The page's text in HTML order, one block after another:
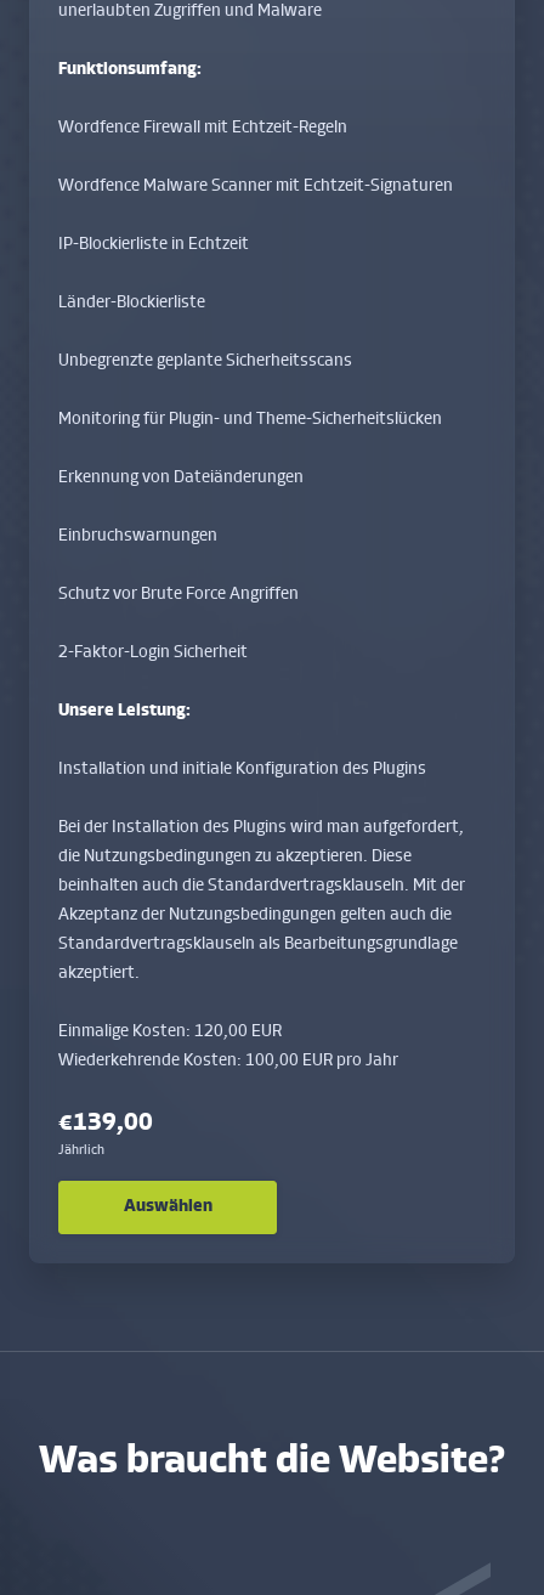
€139,00
Jährlich
Auswählen
unerlaubten Zugriffen und Malware
Funktionsumfang:
Wordfence Firewall mit Echtzeit-Regeln
Wordfence Malware Scanner mit Echtzeit-Signaturen
IP-Blockierliste in Echtzeit
Länder-Blockierliste
Unbegrenzte geplante Sicherheitsscans
Monitoring für Plugin- und Theme-Sicherheitslücken
Erkennung von Dateiänderungen
Einbruchswarnungen
Schutz vor Brute Force Angriffen
2-Faktor-Login Sicherheit
Unsere Leistung:
Installation und initiale Konfiguration des Plugins
Bei der Installation des Plugins wird man aufgefordert,
die Nutzungsbedingungen zu akzeptieren. Diese
beinhalten auch die Standardvertragsklauseln. Mit der
Akzeptanz der Nutzungsbedingungen gelten auch die
Standardvertragsklauseln als Bearbeitungsgrundlage
akzeptiert.
Einmalige Kosten: 120,00 EUR
Wiederkehrende Kosten: 100,00 EUR pro Jahr
Was braucht die Website?